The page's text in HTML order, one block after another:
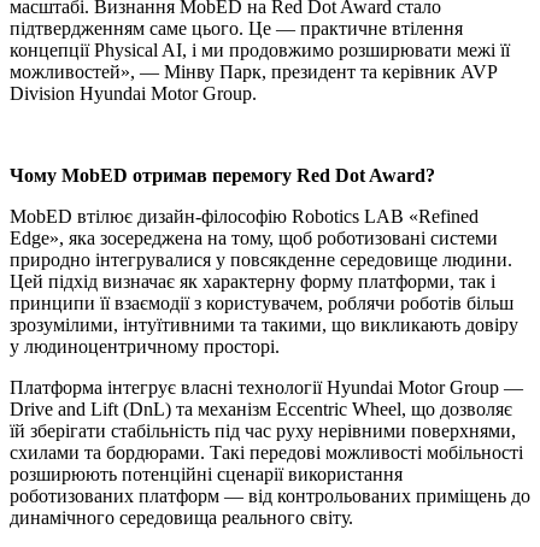
масштабі. Визнання MobED на Red Dot Award стало
підтвердженням саме цього. Це — практичне втілення
концепції Physical AI, і ми продовжимо розширювати межі її
можливостей», — Мінву Парк, президент та керівник AVP
Division Hyundai Motor Group.
Чому MobED отримав перемогу Red Dot Award?
MobED втілює дизайн-філософію Robotics LAB «Refined
Edge», яка зосереджена на тому, щоб роботизовані системи
природно інтегрувалися у повсякденне середовище людини.
Цей підхід визначає як характерну форму платформи, так і
принципи її взаємодії з користувачем, роблячи роботів більш
зрозумілими, інтуїтивними та такими, що викликають довіру
у людиноцентричному просторі.
Платформа інтегрує власні технології Hyundai Motor Group —
Drive and Lift (DnL) та механізм Eccentric Wheel, що дозволяє
їй зберігати стабільність під час руху нерівними поверхнями,
схилами та бордюрами. Такі передові можливості мобільності
розширюють потенційні сценарії використання
роботизованих платформ — від контрольованих приміщень до
динамічного середовища реального світу.